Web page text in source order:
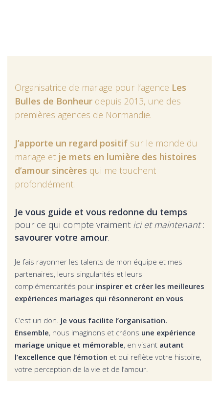
Organisatrice de mariage pour l’agence Les
Bulles de Bonheur depuis 2013, une des
premières agences de Normandie.
J’apporte un regard positif sur le monde du
mariage et je mets en lumière des histoires
d’amour sincères qui me touchent
profondément.
Je vous guide et vous redonne du temps
pour ce qui compte vraiment ici et maintenant:
savourer votre amour.
Je fais rayonner les talents de mon équipe et mes
partenaires, leurs singularités et leurs
complémentarités pour inspirer et créer les meilleures
expériences mariages qui résonneront en vous.
C’est un don. Je vous facilite l’organisation.
Ensemble, nous imaginons et créons une expérience
mariage unique et mémorable, en visant autant
l’excellence que l’émotion et qui reflète votre histoire,
votre perception de la vie et de l’amour.